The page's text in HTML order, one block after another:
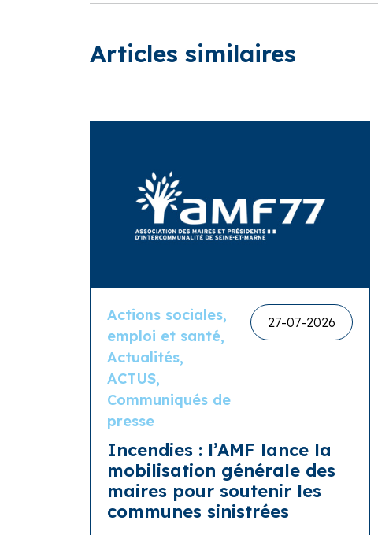
Articles similaires
Actions sociales,
emploi et santé,
Actualités,
ACTUS,
Communiqués de
presse
27-07-2026
Incendies : l’AMF lance la
mobilisation générale des
maires pour soutenir les
communes sinistrées